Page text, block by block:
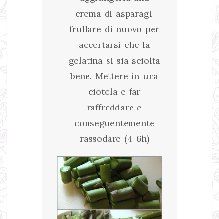
crema di asparagi,
frullare di nuovo per
accertarsi che la
gelatina si sia sciolta
bene. Mettere in una
ciotola e far
raffreddare e
conseguentemente
rassodare (4-6h)